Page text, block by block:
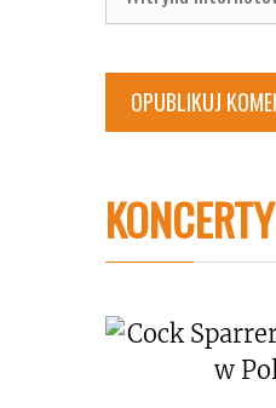
internetowa
KONCERTY